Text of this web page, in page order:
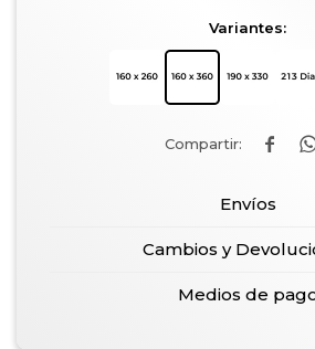
Variantes:

Envíos
Cambios y
Medios de